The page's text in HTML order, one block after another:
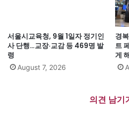
서울시교육청, 9월 1일자 정기인
사 단행…교장·교감 등 469명 발
령
August 7, 2026
경
트
게
의견 남기